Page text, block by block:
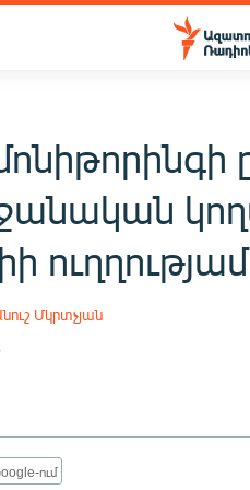
Մկրտչյան
ում